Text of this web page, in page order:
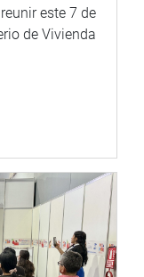
este 7 de
de Vivienda